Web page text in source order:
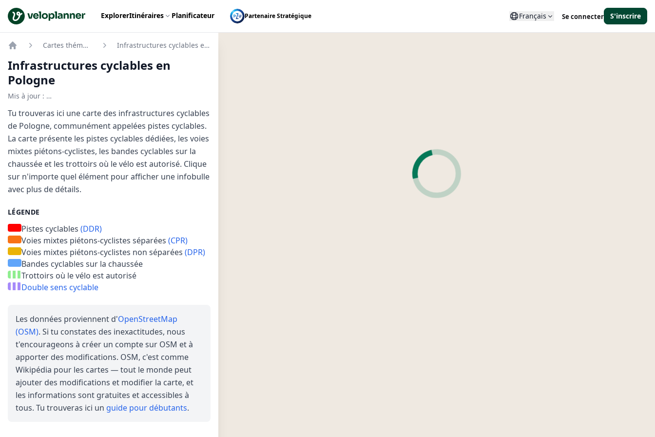
VeloPlanner ExplorerItinéraires Planificateur Partenaire Stratégique Français Se connecter S'inscrire
Cartes thématiques Infrastructures cyclables en Pologne
Infrastructures cyclables en
Pologne
Mis à jour : …
Tu trouveras ici une carte des infrastructures cyclables
de Pologne, communément appelées pistes cyclables.
La carte présente les pistes cyclables dédiées, les voies
mixtes piétons-cyclistes, les bandes cyclables sur la
chaussée et les trottoirs où le vélo est autorisé. Clique
sur n'importe quel élément pour afficher une infobulle
avec plus de détails.
LÉGENDE
Pistes cyclables (DDR)
Voies mixtes piétons-cyclistes séparées (CPR)
Voies mixtes piétons-cyclistes non séparées (DPR)
Bandes cyclables sur la chaussée
Trottoirs où le vélo est autorisé
Double sens cyclable
Les données proviennent d'OpenStreetMap
(OSM). Si tu constates des inexactitudes, nous
t'encourageons à créer un compte sur OSM et à
apporter des modifications. OSM, c'est comme
Wikipédia pour les cartes — tout le monde peut
ajouter des modifications et modifier la carte, et
les informations sont gratuites et accessibles à
tous. Tu trouveras ici un guide pour débutants.